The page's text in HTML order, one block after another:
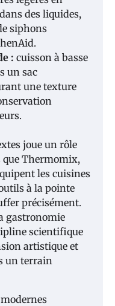
des liquides,
siphons
: cuisson à basse
un sac
une texture
joue un rôle
que Thermomix,
les cuisines
à la pointe
précisément.
gastronomie
scientifique
artistique et
un terrain